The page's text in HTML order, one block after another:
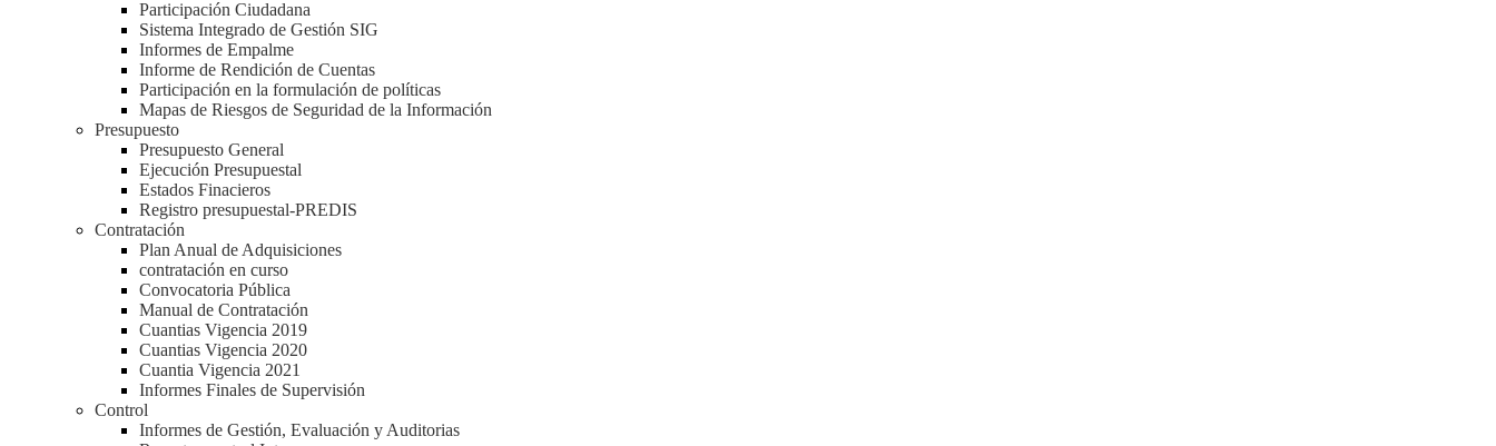
Participación Ciudadana
Sistema Integrado de Gestión SIG
Informes de Empalme
Informe de Rendición de Cuentas
Participación en la formulación de políticas
Mapas de Riesgos de Seguridad de la Información
Presupuesto
Presupuesto General
Ejecución Presupuestal
Estados Finacieros
Registro presupuestal-PREDIS
Contratación
Plan Anual de Adquisiciones
contratación en curso
Convocatoria Pública
Manual de Contratación
Cuantias Vigencia 2019
Cuantias Vigencia 2020
Cuantia Vigencia 2021
Informes Finales de Supervisión
Control
Informes de Gestión, Evaluación y Auditorias